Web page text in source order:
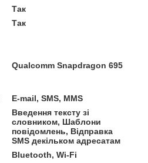
Так
Так
Qualcomm Snapdragon 695
E-mail, SMS, MMS
Введення тексту зі
словником, Шаблони
повідомлень, Відправка
SMS декільком адресатам
Bluetooth, Wi-Fi